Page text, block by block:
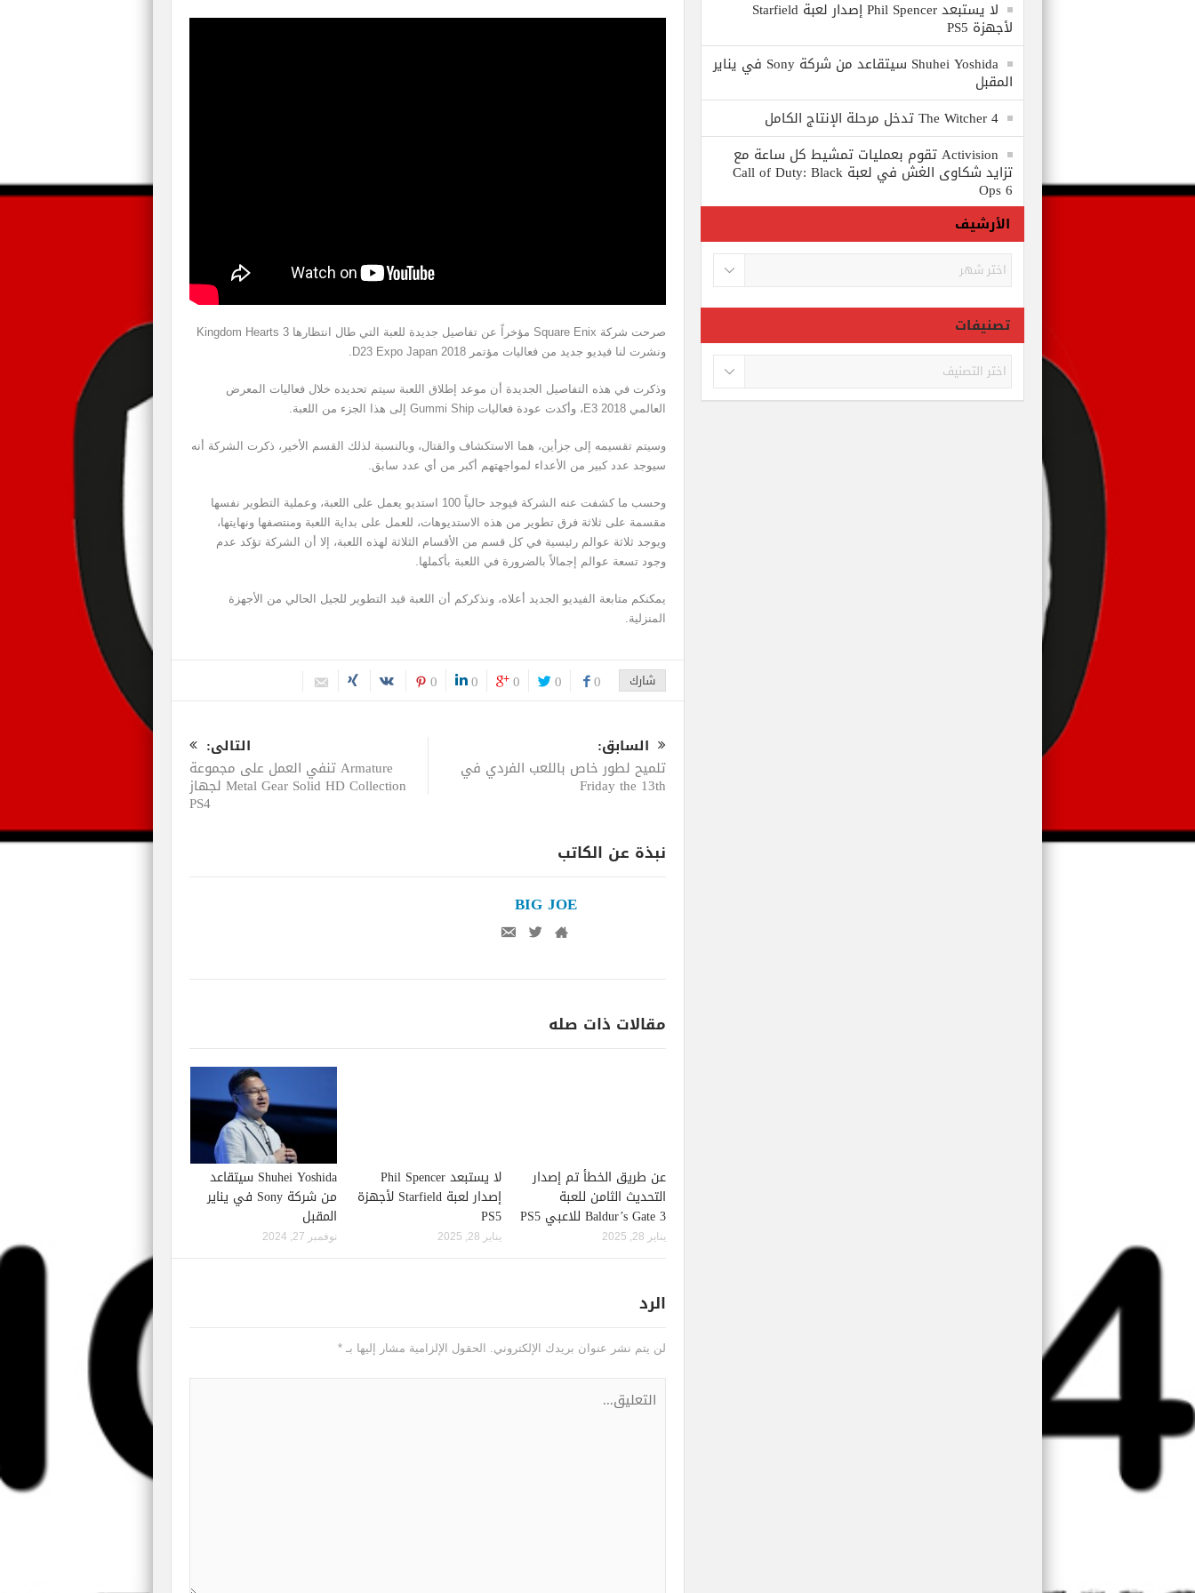
صرحت شركة Square Enix مؤخراً عن تفاصيل جديدة للعبة التي طال انتظارها Kingdom Hearts 3
ونشرت لنا فيديو جديد من فعاليات مؤتمر D23 Expo Japan 2018.
وذكرت في هذه التفاصيل الجديدة أن موعد إطلاق اللعبة سيتم تحديده خلال فعاليات المعرض
العالمي E3 2018، وأكدت عودة فعاليات Gummi Ship إلى هذا الجزء من اللعبة.
وسيتم تقسيمه إلى جزأين، هما الاستكشاف والقتال، وبالنسبة لذلك القسم الأخير، ذكرت الشركة أنه
سيوجد عدد كبير من الأعداء لمواجهتهم أكبر من أي عدد سابق.
وحسب ما كشفت عنه الشركة فيوجد حالياً 100 استديو يعمل على اللعبة، وعملية التطوير نفسها
مقسمة على ثلاثة فرق تطوير من هذه الاستديوهات، للعمل على بداية اللعبة ومنتصفها ونهايتها،
ويوجد ثلاثة عوالم رئيسية في كل قسم من الأقسام الثلاثة لهذه اللعبة، إلا أن الشركة تؤكد عدم
وجود تسعة عوالم إجمالاً بالضرورة في اللعبة بأكملها.
يمكنكم متابعة الفيديو الجديد أعلاه، ونذكركم أن اللعبة قيد التطوير للجيل الحالي من الأجهزة
المنزلية.
شارك 0
0
0
0
0
السابق:
تلميح لطور خاص باللعب الفردي في
Friday the 13th
التالى:
Armature تنفي العمل على مجموعة
Metal Gear Solid HD Collection لجهاز
PS4
نبذة عن الكاتب
BIG JOE
مقالات ذات صله
عن طريق الخطأ تم إصدار
التحديث الثامن للعبة
Baldur’s Gate 3 للاعبي PS5
يناير 28, 2025
لا يستبعد Phil Spencer
إصدار لعبة Starfield لأجهزة
PS5
يناير 28, 2025
Shuhei Yoshida سيتقاعد
من شركة Sony في يناير
المقبل
نوفمبر 27, 2024
الرد
لن يتم نشر عنوان بريدك الإلكتروني. الحقول الإلزامية مشار إليها بـ *
لا يستبعد Phil Spencer إصدار لعبة Starfield
لأجهزة PS5
Shuhei Yoshida سيتقاعد من شركة Sony في يناير
المقبل
The Witcher 4 تدخل مرحلة الإنتاج الكامل
Activision تقوم بعمليات تمشيط كل ساعة مع
تزايد شكاوى الغش في لعبة Call of Duty: Black
Ops 6
الأرشيف
الأرشيف
تصنيفات
تصنيفات